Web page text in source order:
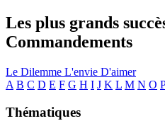
Les plus grands
Commandements
Le Dilemme L'envie D'aimer
A B C D E F G H I J K L M N O P
Thématiques